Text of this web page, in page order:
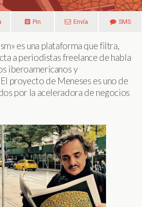
Pin Envía SMS
es una plataforma que filtra,
a periodistas freelance de habla
iberoamericanos y
proyecto de Meneses es uno de
por la aceleradora de negocios